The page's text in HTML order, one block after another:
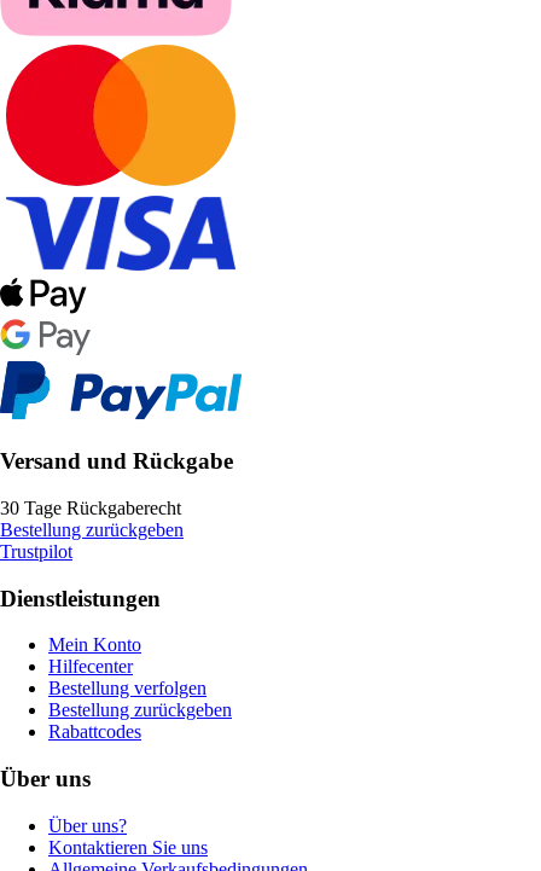
Versand und Rückgabe
30 Tage Rückgaberecht
Bestellung zurückgeben
Trustpilot
Dienstleistungen
Mein Konto
Hilfecenter
Bestellung verfolgen
Bestellung zurückgeben
Rabattcodes
Über uns
Über uns?
Kontaktieren Sie uns